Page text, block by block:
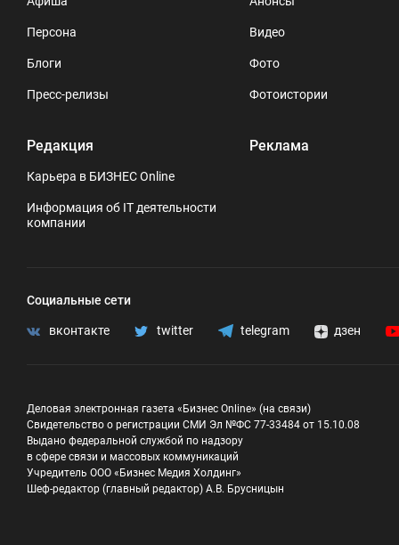
Персона
Блоги
Пресс-релизы
Редакция
Карьера в БИЗНЕС Online
Информация об IT деятельности
компании
Видео
Фото
Фотоистории
Реклама
Социальные сети
вконтакте twitter telegram дзен
Деловая электронная газета «Бизнес Online» (на связи)
Свидетельство о регистрации СМИ Эл №ФС 77-33484 от 15.10.08
Выдано федеральной службой по надзору
в сфере связи и массовых коммуникаций
Учредитель ООО «Бизнес Медия Холдинг»
Шеф-редактор (главный редактор) А.В. Брусницын